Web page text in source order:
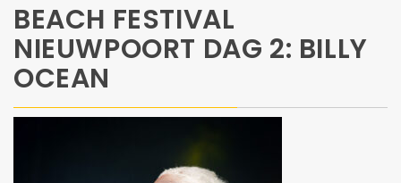
BEACH FESTIVAL
NIEUWPOORT DAG 2: BILLY
OCEAN